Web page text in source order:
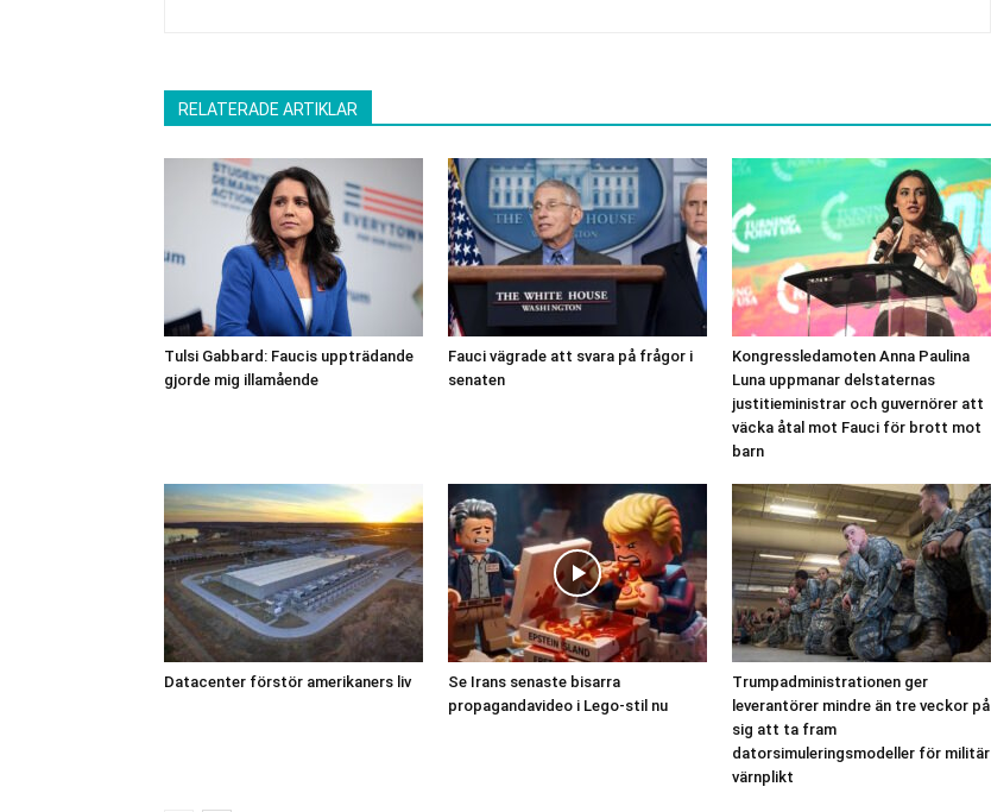
RELATERADE ARTIKLAR
Tulsi Gabbard: Faucis uppträdande
gjorde mig illamående
Fauci vägrade att svara på frågor i
senaten
Kongressledamoten Anna Paulina
Luna uppmanar delstaternas
justitieministrar och guvernörer att
väcka åtal mot Fauci för brott mot
barn
Datacenter förstör amerikaners liv
Se Irans senaste bisarra
propagandavideo i Lego-stil nu
Trumpadministrationen ger
leverantörer mindre än tre veckor på
sig att ta fram
datorsimuleringsmodeller för militär
värnplikt